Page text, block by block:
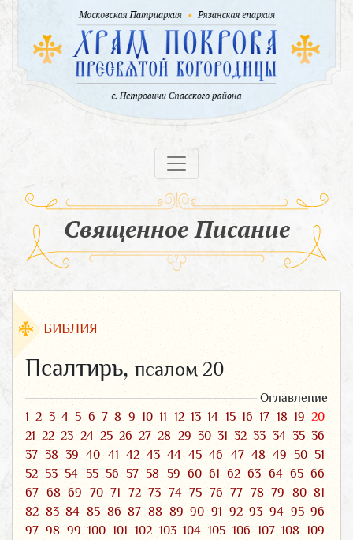
Священное Писание
БИБЛИЯ
Псалтирь, псалом 20
Оглавление
1 2 3 4 5 6 7 8 9 10 11 12 13 14 15 16 17 18 19 20
21 22 23 24 25 26 27 28 29 30 31 32 33 34 35 36
37 38 39 40 41 42 43 44 45 46 47 48 49 50 51
52 53 54 55 56 57 58 59 60 61 62 63 64 65 66
67 68 69 70 71 72 73 74 75 76 77 78 79 80 81
82 83 84 85 86 87 88 89 90 91 92 93 94 95 96
97 98 99 100 101 102 103 104 105 106 107 108 109